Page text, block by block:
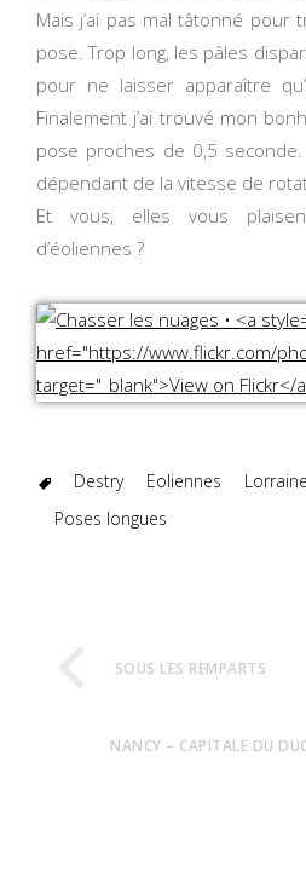
Mais j’ai pas mal tâtonné
pose. Trop long, les pâles
pour ne laisser apparaître
Finalement j’ai trouvé mon
pose proches de 0,5
dépendant de la vitesse de
Et vous, elles vous
d’éoliennes ?
Destry Eoliennes Lorraine
Poses longues
SOUS LES REMPARTS
NANCY – CAPITALE DU